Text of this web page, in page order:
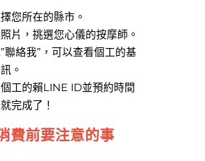
您所在的縣市。
片，挑選您心儀的按摩師。
聯絡我”，可以查看個工的基
。
工的賴LINE ID並預約時間
完成了！
費前要注意的事